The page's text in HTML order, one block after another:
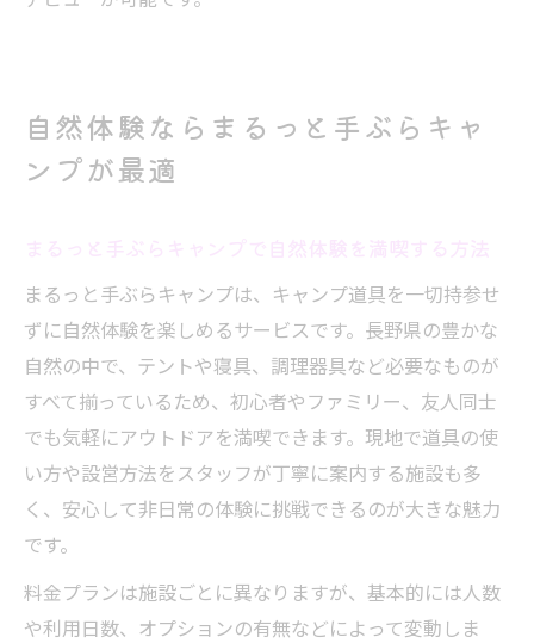
自然体験ならまるっと手ぶらキャ
ンプが最適
まるっと手ぶらキャンプは、キャンプ道具を一切持参せ
ずに自然体験を楽しめるサービスです。長野県の豊かな
自然の中で、テントや寝具、調理器具など必要なものが
すべて揃っているため、初心者やファミリー、友人同士
でも気軽にアウトドアを満喫できます。現地で道具の使
い方や設営方法をスタッフが丁寧に案内する施設も多
く、安心して非日常の体験に挑戦できるのが大きな魅力
です。
料金プランは施設ごとに異なりますが、基本的には人数
や利用日数、オプションの有無などによって変動しま